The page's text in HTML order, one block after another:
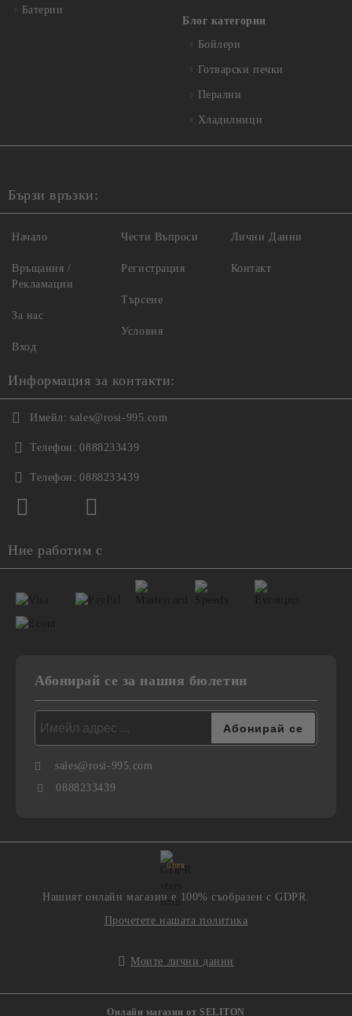
Батерии
Блог категории
Бойлери
Готварски печки
Перални
Хладилници
Бързи връзки:
Начало
Връщания /
Рекламации
За нас
Вход
Чести Въпроси
Регистрация
Търсене
Условия
Лични Данни
Контакт
Информация за контакти:
Имейл: sales@rosi-995.com
Телефон: 0888233439
Телефон: 0888233439
Ние работим с
Абонирай се за нашия бюлетин
sales@rosi-995.com
0888233439
GDPR
Нашият онлайн магазин е 100% съобразен с GDPR.
Прочетете нашата политика
Моите лични данни
Онлайн магазин от SELITON